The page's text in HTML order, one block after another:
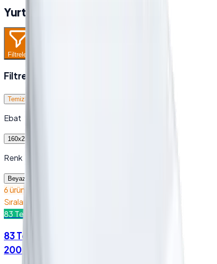
Yurt Nevresimi
Filtreler
Filtreler
Temizle
Ebat
160x220 cm
Renk
Beyaz
6 ürün bulundu
Sıralama
83 Tel Nevresim - (Sade…
83 Tel Nevresim - (Sadece Nevresim) -
200x220 cm / Beyaz